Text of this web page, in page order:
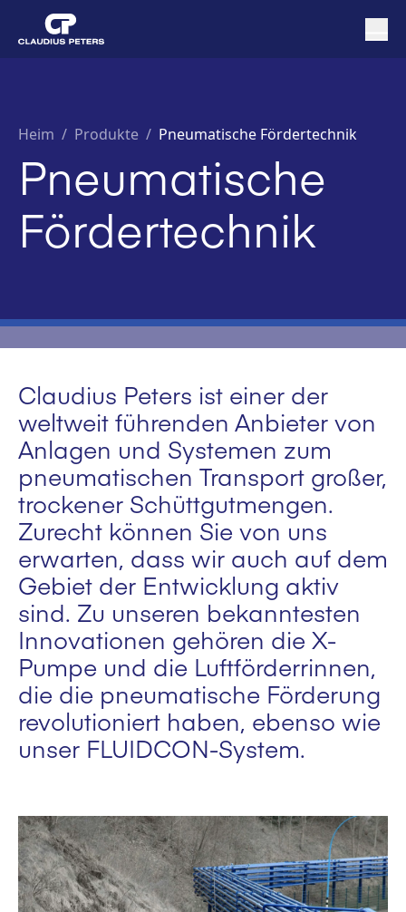
Heim / Produkte / Pneumatische Fördertechnik
Pneumatische
Fördertechnik
Claudius Peters ist einer der
weltweit führenden Anbieter von
Anlagen und Systemen zum
pneumatischen Transport großer,
trockener Schüttgutmengen.
Zurecht können Sie von uns
erwarten, dass wir auch auf dem
Gebiet der Entwicklung aktiv
sind. Zu unseren bekanntesten
Innovationen gehören die X-
Pumpe und die Luftförderrinnen,
die die pneumatische Förderung
revolutioniert haben, ebenso wie
unser FLUIDCON-System.